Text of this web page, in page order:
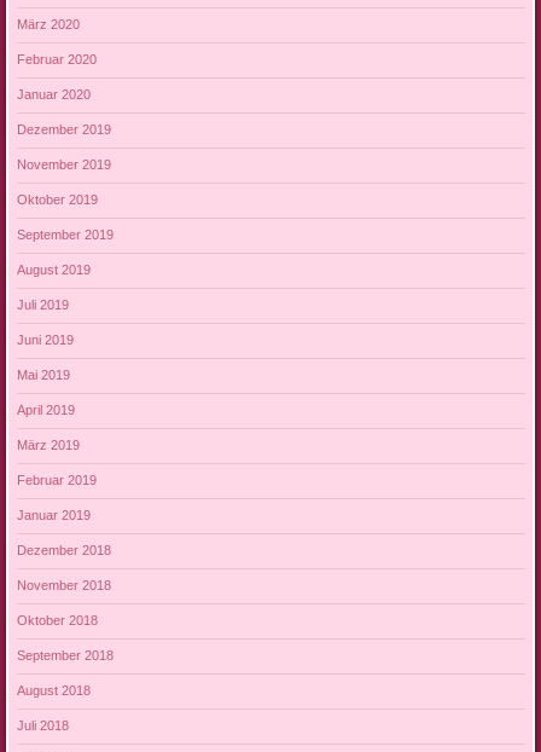
März 2020
Februar 2020
Januar 2020
Dezember 2019
November 2019
Oktober 2019
September 2019
August 2019
Juli 2019
Juni 2019
Mai 2019
April 2019
März 2019
Februar 2019
Januar 2019
Dezember 2018
November 2018
Oktober 2018
September 2018
August 2018
Juli 2018